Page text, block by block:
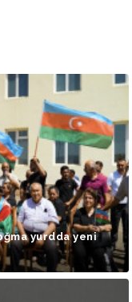
yurdda yeni